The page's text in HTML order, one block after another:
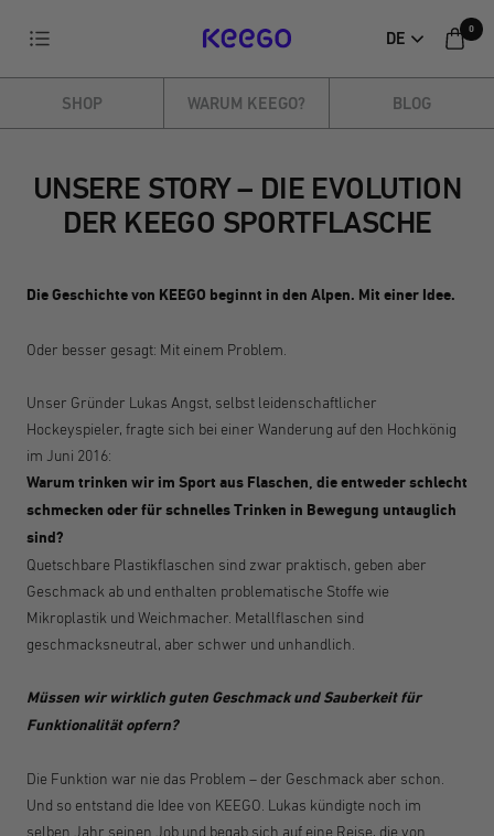
Navigation KEEGO DE
0
SHOP WARUM KEEGO? BLOG
UNSERE STORY – DIE EVOLUTION
DER KEEGO SPORTFLASCHE
Die Geschichte von KEEGO beginnt in den Alpen. Mit einer Idee.
Oder besser gesagt: Mit einem Problem.
Unser Gründer Lukas Angst, selbst leidenschaftlicher
Hockeyspieler, fragte sich bei einer Wanderung auf den Hochkönig
im Juni 2016:
Warum trinken wir im Sport aus Flaschen, die entweder schlecht
schmecken oder für schnelles Trinken in Bewegung untauglich
sind?
Quetschbare Plastikflaschen sind zwar praktisch, geben aber
Geschmack ab und enthalten problematische Stoffe wie
Mikroplastik und Weichmacher. Metallflaschen sind
geschmacksneutral, aber schwer und unhandlich.
Müssen wir wirklich guten Geschmack und Sauberkeit für
Funktionalität opfern?
Die Funktion war nie das Problem – der Geschmack aber schon.
Und so entstand die Idee von KEEGO. Lukas kündigte noch im
selben Jahr seinen Job und begab sich auf eine Reise, die von